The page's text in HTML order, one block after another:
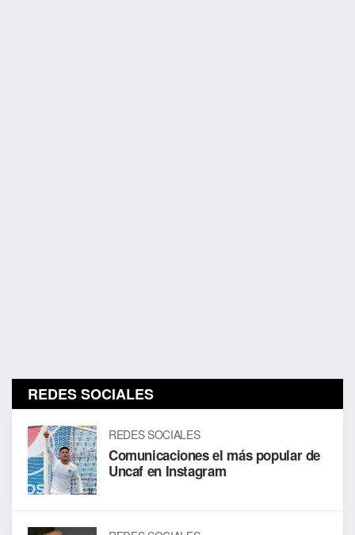
REDES SOCIALES
REDES SOCIALES
Comunicaciones el más popular de
Uncaf en Instagram